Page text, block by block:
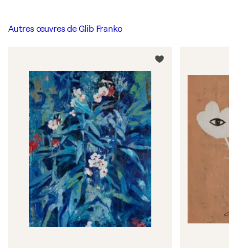
Autres œuvres de Glib Franko